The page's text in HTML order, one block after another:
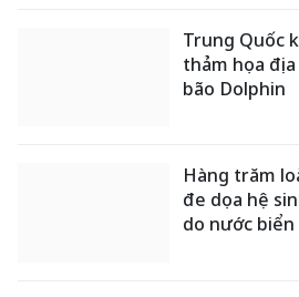
Trung Quốc
thảm họa
bão Dolphin
Hàng trăm
đe dọa hệ
do nước biển